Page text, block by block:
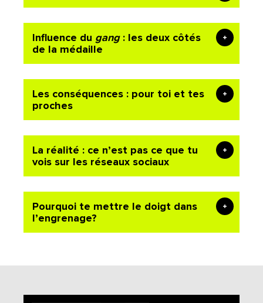
Influence du gang: les deux côtés
de la médaille
Les conséquences : pour toi et tes
proches
La réalité : ce n’est pas ce que tu
vois sur les réseaux sociaux
Pourquoi te mettre le doigt dans
l’engrenage?